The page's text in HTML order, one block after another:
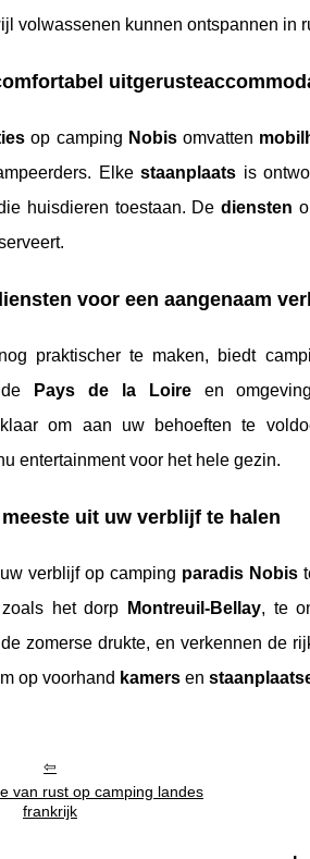
volwassenen kunnen ontspannen in
op camping Nobisomvatten
Elkestaanplaats is
huisdieren toestaan. Dediensten
voor een aangenaam
praktischer te maken, biedt
Pays de la Loireen
om aan uw behoeften te
entertainment voor het hele gezin.
uit uw verblijf te halen
verblijf op camping paradis Nobis
het dorp
Montreuil-Bellay, te
zomerse drukte, en verkennen de
op voorhand kamers en
van rust op camping landes
frankrijk